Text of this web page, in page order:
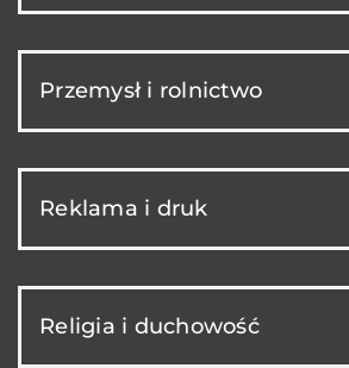
Przemysł i rolnictwo
Reklama i druk
Religia i duchowość